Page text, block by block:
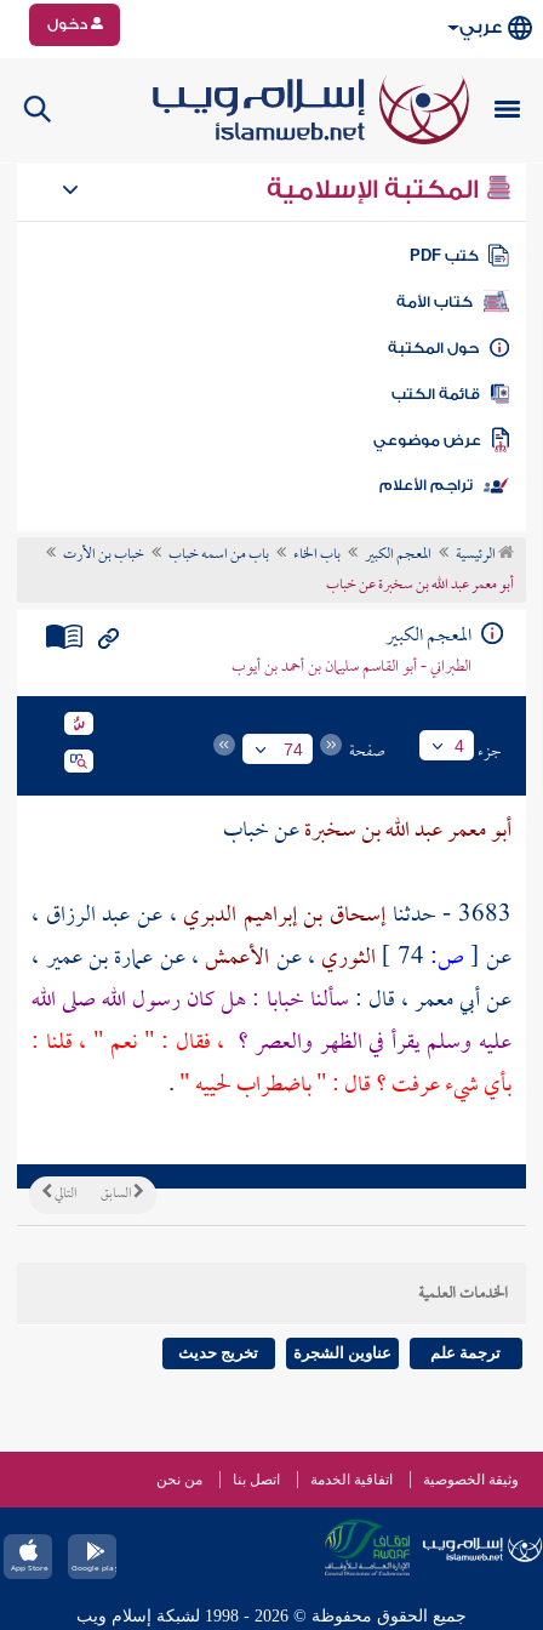
عربي دخول
المكتبة الإسلامية
كتب PDF
كتاب الأمة
المكتبة
الكتب
موضوعي
تراجم الأعلام
الرئيسية المعجم الكبير باب الخاء باب من اسمه خباب
خباب بن الأرت
أبو معمر عبد الله بن سخبرة عن خباب
المعجم الكبير
الطبراني - أبو القاسم سليمان بن أحمد بن أيوب
جزء 4 صفحة 74
أبو معمر عبد الله بن سخبرةعنخباب
3683 - حدثنا
إسحاق بن إبراهيم الدبري، عنعبد الرزاق ،
عن[ص: الثوري، عنالأعمش، عنعمارة بن عمير،
عنأبي معمر، قال :سألناخبابا : هل كان رسول الله صلى الله
عليه وسلم يقرأ في الظهر والعصر ؟ ، فقال : " نعم " ، قلنا :
بأي شيء عرفت ؟ قال : " باضطراب لحييه ".
التالي السابق
الخدمات العلمية
ترجمة علم عناوين الشجرة تخريج حديث
وثيقة الخصوصية اتفاقية الخدمة اتصل بنا من نحن
جميع الحقوق محفوظة © 2026 - 1998 لشبكة إسلام ويب